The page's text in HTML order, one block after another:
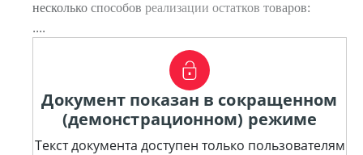
несколько способов реализации остатков товаров:
....
Документ показан в сокращенном
(демонстрационном) режиме
Текст документа доступен только пользователям